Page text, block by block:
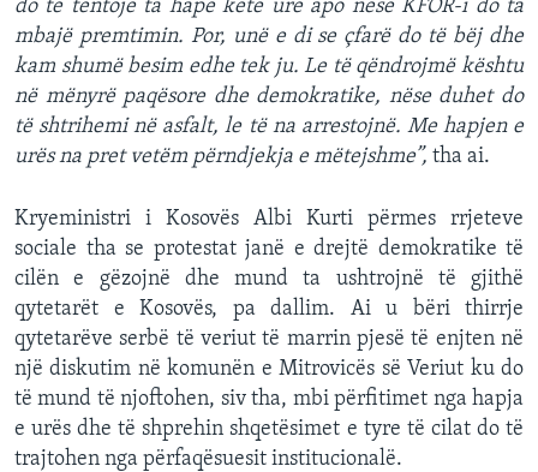
do të tentojë ta hapë këtë urë apo nëse KFOR-i do ta
mbajë premtimin. Por, unë e di se çfarë do të bëj dhe
kam shumë besim edhe tek ju. Le të qëndrojmë kështu
në mënyrë paqësore dhe demokratike, nëse duhet do
të shtrihemi në asfalt, le të na arrestojnë. Me hapjen e
urës na pret vetëm përndjekja e mëtejshme”, tha ai.
Kryeministri i Kosovës Albi Kurti përmes rrjeteve
sociale tha se protestat janë e drejtë demokratike të
cilën e gëzojnë dhe mund ta ushtrojnë të gjithë
qytetarët e Kosovës, pa dallim. Ai u bëri thirrje
qytetarëve serbë të veriut të marrin pjesë të enjten në
një diskutim në komunën e Mitrovicës së Veriut ku do
të mund të njoftohen, siv tha, mbi përfitimet nga hapja
e urës dhe të shprehin shqetësimet e tyre të cilat do të
trajtohen nga përfaqësuesit institucionalë.